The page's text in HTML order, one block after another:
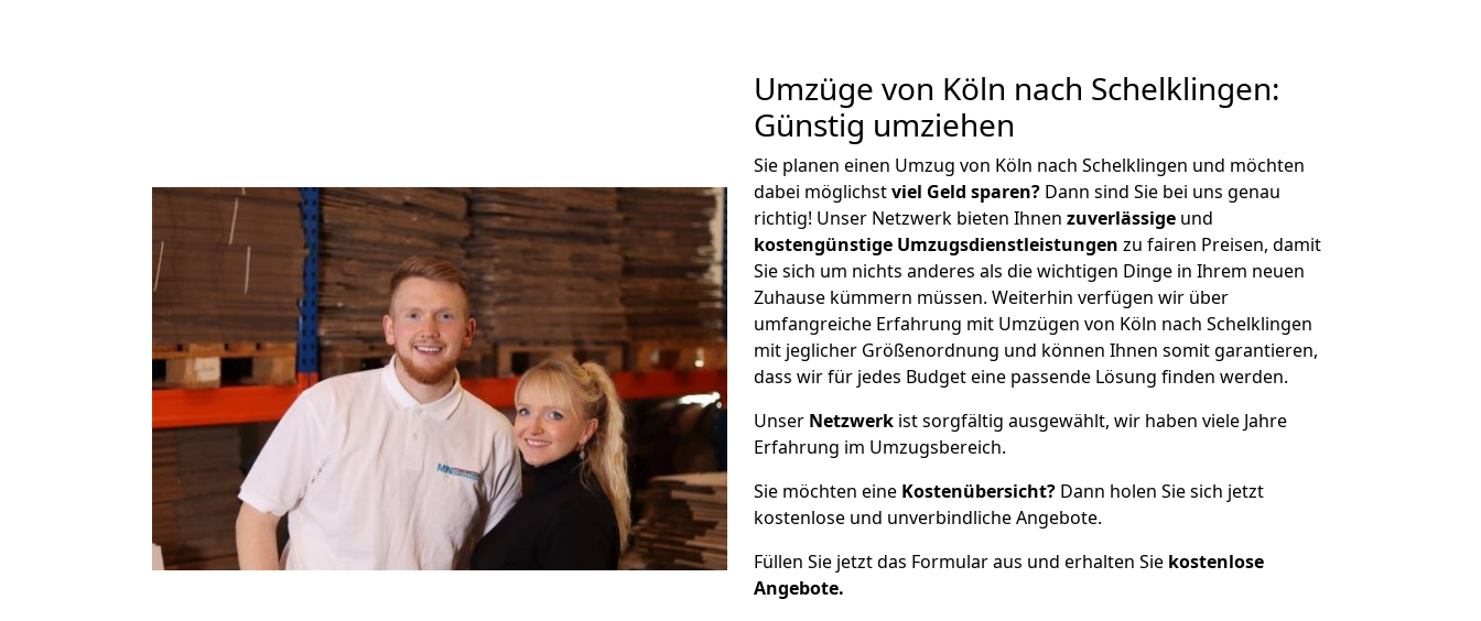
Umzüge von Köln nach Schelklingen:
Günstig umziehen
Sie planen einen Umzug von Köln nach Schelklingen und möchten
dabei möglichstviel Geld sparen? Dann sind Sie bei uns genau
richtig! Unser Netzwerk bieten Ihnen zuverlässige und
kostengünstige Umzugsdienstleistungen zu fairen Preisen, damit
Sie sich um nichts anderes als die wichtigen Dinge in Ihrem neuen
Zuhause kümmern müssen. Weiterhin verfügen wir über
umfangreiche Erfahrung mit Umzügen von Köln nach Schelklingen
mit jeglicher Größenordnung und können Ihnen somit garantieren,
dass wir für jedes Budget eine passende Lösung finden werden.
Unser Netzwerk ist sorgfältig ausgewählt, wir haben viele Jahre
Erfahrung im Umzugsbereich.
Sie möchten eine Kostenübersicht? Dann holen Sie sich jetzt
kostenlose und unverbindliche Angebote.
Füllen Sie jetzt das Formular aus und erhalten Sie kostenlose
Angebote.